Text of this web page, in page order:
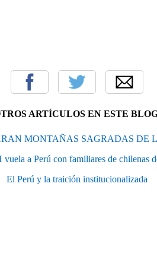
ARTÍCULOS EN ESTE
MONTAÑAS SAGRADAS DE
a Perú con familiares de chilenas
El Perú y la traición institucionalizada